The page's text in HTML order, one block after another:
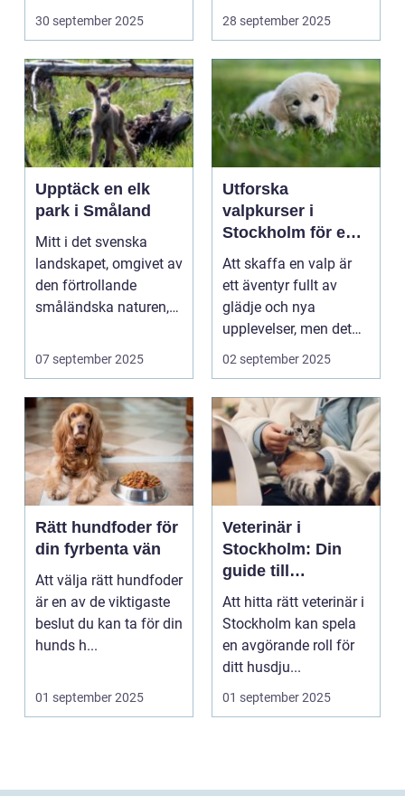
30 september 2025 28 september 2025
Upptäck en elk
park i Småland
Mitt i det svenska
landskapet, omgivet av
den förtrollande
småländska naturen,
07 september 2025
Utforska
valpkurser i
Stockholm för en
lycklig och
välanpassad valp
Att skaffa en valp är
ett äventyr fullt av
glädje och nya
upplevelser, men det
st&aum...
02 september 2025
Rätt hundfoder för
din fyrbenta vän
Att välja rätt hundfoder
är en av de viktigaste
beslut du kan ta för din
hunds h...
01 september 2025
Veterinär i
Stockholm: Din
guide till
djursjukvård i
huvudstaden
Att hitta rätt veterinär i
Stockholm kan spela
en avgörande roll för
ditt husdju...
01 september 2025